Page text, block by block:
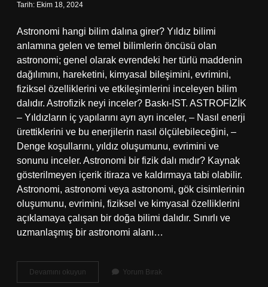
Tarih: Ekim 18, 2024
Astronomi hangi bilim dalına girer? Yıldız bilimi
anlamına gelen ve temel bilimlerin öncüsü olan
astronomi; genel olarak evrendeki her türlü maddenin
dağılımını, hareketini, kimyasal bileşimini, evrimini,
fiziksel özelliklerini ve etkileşimlerini inceleyen bilim
dalıdır. Astrofizik neyi inceler? Baskı-IST. ASTROFİZİK
– Yıldızların iç yapılarını ayrı ayrı inceler, – Nasıl enerji
ürettiklerini ve bu enerjilerin nasıl ölçülebileceğini, –
Denge koşullarını, yıldız oluşumunu, evrimini ve
sonunu inceler. Astronomi bir fizik dalı mıdır? Kaynak
gösterilmeyen içerik itiraza ve kaldırmaya tabi olabilir.
Astronomi, astronomi veya astronomi, gök cisimlerinin
oluşumunu, evrimini, fiziksel ve kimyasal özelliklerini
açıklamaya çalışan bir doğa bilimi dalıdır. Sınırlı ve
uzmanlaşmış bir astronomi alanı…
Devamını okuyun Astrofizik
Bilim
Yorum Bırak